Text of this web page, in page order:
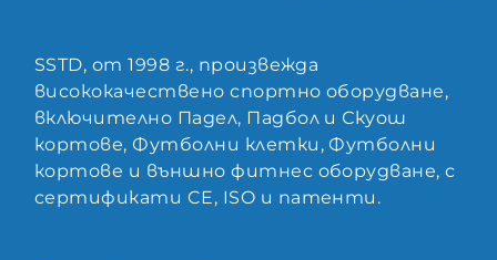
SSTD, от 1998 г., произвежда
висококачествено спортно оборудване,
включително Падел, Падбол и Скуош
кортове, Футболни клетки, Футболни
кортове и външно фитнес оборудване, с
сертификати CE, ISO и патенти.